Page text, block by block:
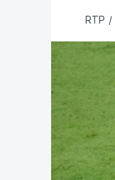
RTP /